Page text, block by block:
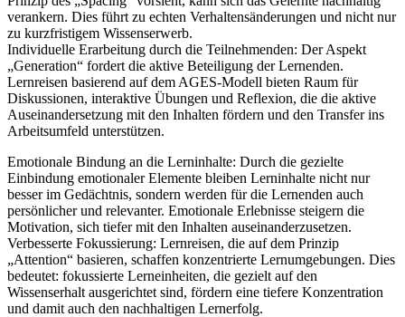
verankern. Dies führt zu echten Verhaltensänderungen und nicht nur
zu kurzfristigem Wissenserwerb.
Individuelle Erarbeitung durch die Teilnehmenden: Der Aspekt
„Generation“ fordert die aktive Beteiligung der Lernenden.
Lernreisen basierend auf dem AGES-Modell bieten Raum für
Diskussionen, interaktive Übungen und Reflexion, die die aktive
Auseinandersetzung mit den Inhalten fördern und den Transfer ins
Arbeitsumfeld unterstützen.
Emotionale Bindung an die Lerninhalte: Durch die gezielte
Einbindung emotionaler Elemente bleiben Lerninhalte nicht nur
besser im Gedächtnis, sondern werden für die Lernenden auch
persönlicher und relevanter. Emotionale Erlebnisse steigern die
Motivation, sich tiefer mit den Inhalten auseinanderzusetzen.
Verbesserte Fokussierung: Lernreisen, die auf dem Prinzip
„Attention“ basieren, schaffen konzentrierte Lernumgebungen. Dies
bedeutet: fokussierte Lerneinheiten, die gezielt auf den
Wissenserhalt ausgerichtet sind, fördern eine tiefere Konzentration
und damit auch den nachhaltigen Lernerfolg.